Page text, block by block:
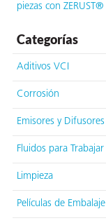
piezas con
Categorías
Aditivos VCI
Corrosión
Emisores y Difusores
Fluidos para
Limpieza
Películas de Embalaje